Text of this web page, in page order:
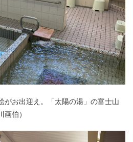
がお出迎え。「太陽の湯」の富士山
伯）